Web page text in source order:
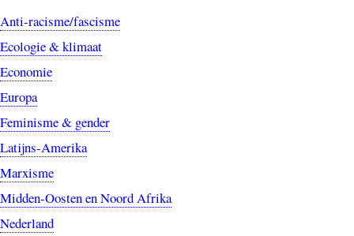
Anti-racisme/fascisme
Ecologie & klimaat
Economie
Europa
Feminisme & gender
Latijns-Amerika
Marxisme
Midden-Oosten en Noord Afrika
Nederland